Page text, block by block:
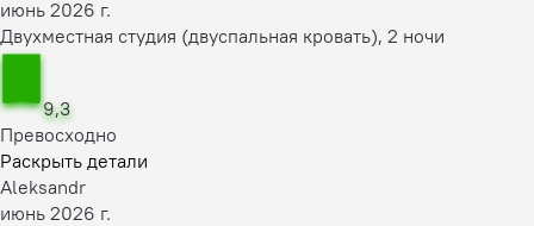
июнь 2026 г.
Двухместная студия (двуспальная кровать), 2 ночи
9,3
Превосходно
Раскрыть детали
Aleksandr
июнь 2026 г.